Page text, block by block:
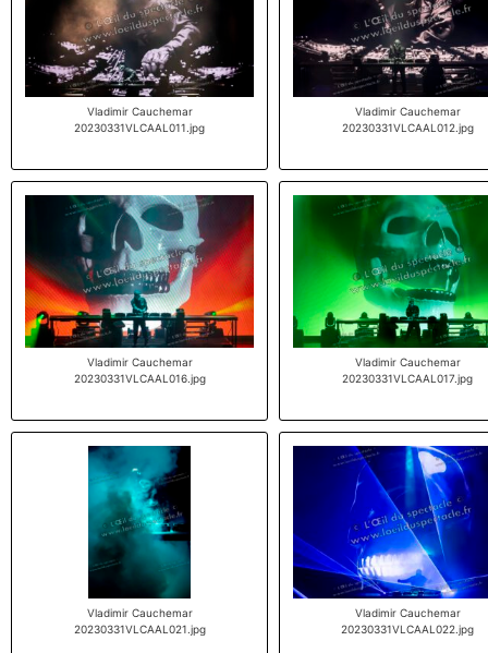
Vladimir Cauchemar
20230331VLCAAL011.jpg
Vladimir Cauchemar
20230331VLCAAL012.jpg
Vladimir Cauchemar
20230331VLCAAL016.jpg
Vladimir Cauchemar
20230331VLCAAL017.jpg
Vladimir Cauchemar
20230331VLCAAL021.jpg
Vladimir Cauchemar
20230331VLCAAL022.jpg